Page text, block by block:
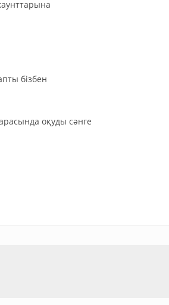
бізбен
оқуды сәнге